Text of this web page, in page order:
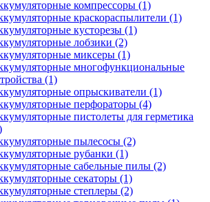
компрессоры (1)
краскораспылители (1)
кусторезы (1)
лобзики (2)
миксеры (1)
многофункциональные
(1)
опрыскиватели (1)
перфораторы (4)
пистолеты для герметика
пылесосы (2)
рубанки (1)
сабельные пилы (2)
секаторы (1)
степлеры (2)